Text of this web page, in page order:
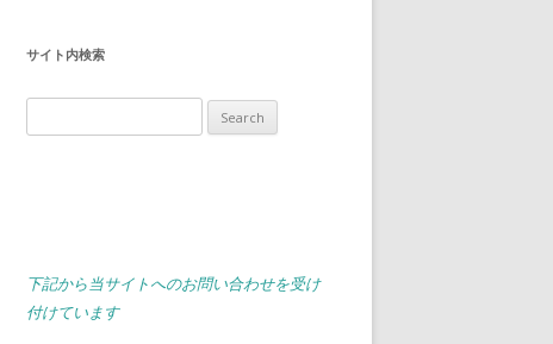
サイト内検索
for:
下記から当サイトへのお問い合わせを受け
付けています